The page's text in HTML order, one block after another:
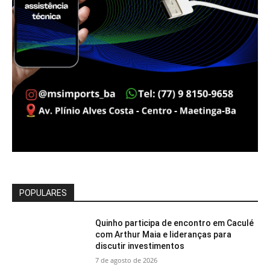
POPULARES
Quinho participa de encontro em Caculé
com Arthur Maia e lideranças para
discutir investimentos
7 de agosto de 2026